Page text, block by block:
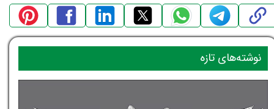
نوشته‌های تازه